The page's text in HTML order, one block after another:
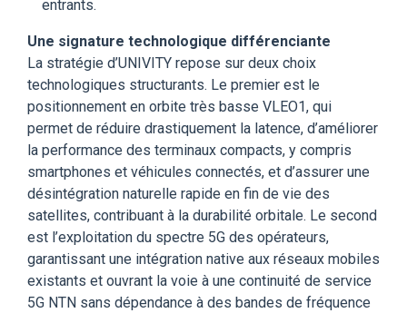
entrants.
Une signature technologique différenciante
La stratégie d’UNIVITY repose sur deux choix
technologiques structurants. Le premier est le
positionnement en orbite très basse VLEO1, qui
permet de réduire drastiquement la latence, d’améliorer
la performance des terminaux compacts, y compris
smartphones et véhicules connectés, et d’assurer une
désintégration naturelle rapide en fin de vie des
satellites, contribuant à la durabilité orbitale. Le second
est l’exploitation du spectre 5G des opérateurs,
garantissant une intégration native aux réseaux mobiles
existants et ouvrant la voie à une continuité de service
5G NTN sans dépendance à des bandes de fréquence